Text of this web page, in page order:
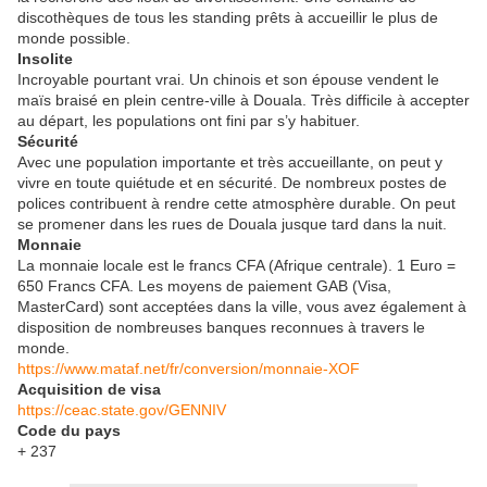
discothèques de tous les standing prêts à accueillir le plus de
monde possible.
Insolite
Incroyable pourtant vrai. Un chinois et son épouse vendent le
maïs braisé en plein centre-ville à Douala. Très difficile à accepter
au départ, les populations ont fini par s’y habituer.
Sécurité
Avec une population importante et très accueillante, on peut y
vivre en toute quiétude et en sécurité. De nombreux postes de
polices contribuent à rendre cette atmosphère durable. On peut
se promener dans les rues de Douala jusque tard dans la nuit.
Monnaie
La monnaie locale est le francs CFA (Afrique centrale). 1 Euro =
650 Francs CFA. Les moyens de paiement GAB (Visa,
MasterCard) sont acceptées dans la ville, vous avez également à
disposition de nombreuses banques reconnues à travers le
monde.
https://www.mataf.net/fr/conversion/monnaie-XOF
Acquisition de visa
https://ceac.state.gov/GENNIV
Code du pays
+ 237